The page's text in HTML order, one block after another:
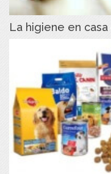
La higiene en